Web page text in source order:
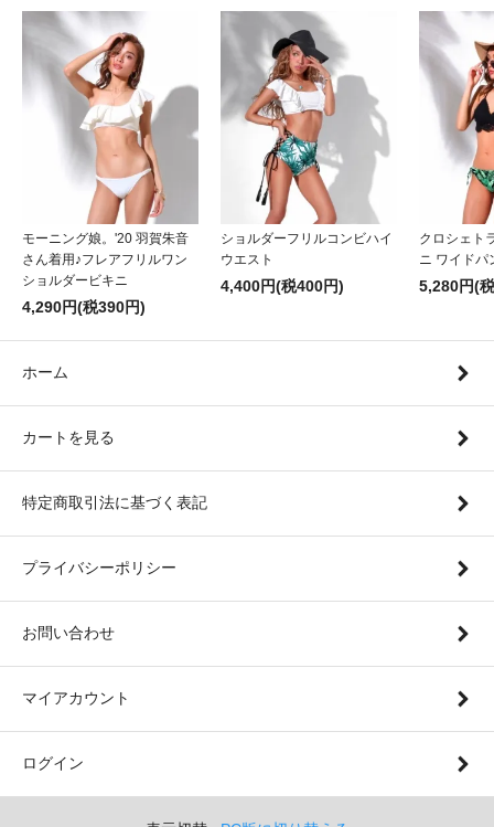
モーニング娘。'20 羽賀朱音
さん着用♪フレアフリルワン
ショルダービキニ
4,290円(税390円)
ショルダーフリルコンビハイ
ウエスト
4,400円(税400円)
クロシェト
ニ ワイドパ
5,280円(
ホーム
カートを見る
特定商取引法に基づく表記
プライバシーポリシー
お問い合わせ
マイアカウント
ログイン